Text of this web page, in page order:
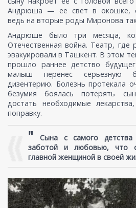
Андрюша — ее свет в окошке,
ведь на вторые роды Миронова
Андрюше было три месяца,
Отечественная война. Театр, где
эвакуировали в Ташкент. В этом
прошло раннее детство
малыш перенес серьезную
дизентерию. Болезнь протекала
безумия боялась потерять
достать необходимые
поправку.
"Сына с самого
заботой и любовью, что
главной женщиной в своей